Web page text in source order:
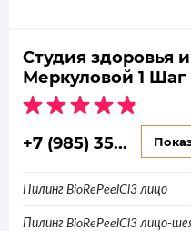
Студия здоровья
Меркуловой 1 Шаг
+7 (985) 35...
Пилинг BioRePeelCl3 лицо
Пилинг BioRePeelCl3 лицо-